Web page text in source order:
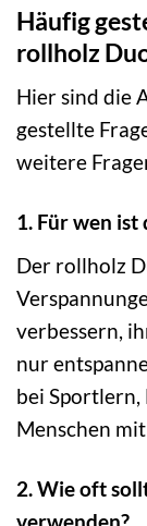
Häufig
rollholz
Hier sind die
gestellte
weitere
1. Für wen
Der rollholz
verbessern,
nur
bei Sportlern,
Menschen
2. Wie oft
verwenden?